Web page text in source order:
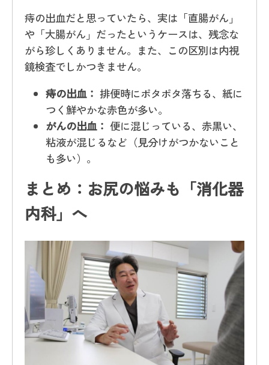
痔の出血だと思っていたら、実は「直腸がん」
や「大腸がん」だったというケースは、残念な
がら珍しくありません。また、この区別は内視
鏡検査でしかつきません。
痔の出血： 排便時にポタポタ落ちる、紙に
つく鮮やかな赤色が多い。
がんの出血： 便に混じっている、赤黒い、
粘液が混じるなど（見分けがつかないこと
も多い）。
まとめ：お尻の悩みも「消化器
内科」へ